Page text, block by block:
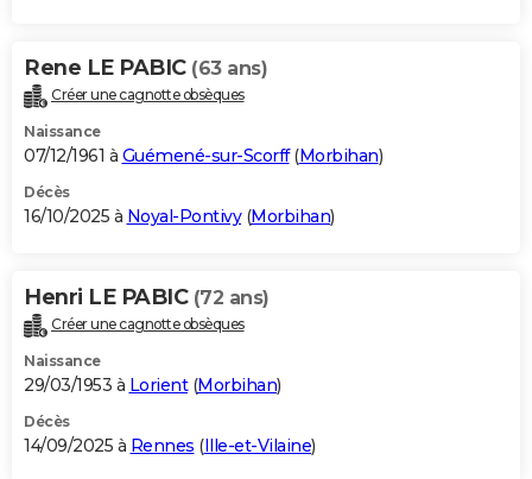
Rene LE PABIC (63 ans)
Créer une cagnotte obsèques
Naissance
07/12/1961 à Guémené-sur-Scorff(Morbihan)
Décès
16/10/2025 à Noyal-Pontivy(Morbihan)
Henri LE PABIC (72 ans)
Créer une cagnotte obsèques
Naissance
29/03/1953 à Lorient(Morbihan)
Décès
14/09/2025 à Rennes (Ille-et-Vilaine)